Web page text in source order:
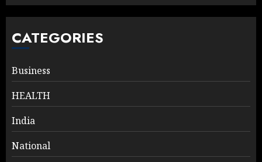
CATEGORIES
Business
HEALTH
India
National